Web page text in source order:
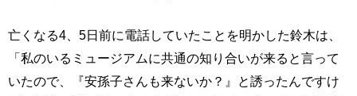
亡くなる4、5日前に電話していたことを明かした鈴木は、
「私のいるミュージアムに共通の知り合いが来ると言って
いたので、『安孫子さんも来ないか？』と誘ったんですけ